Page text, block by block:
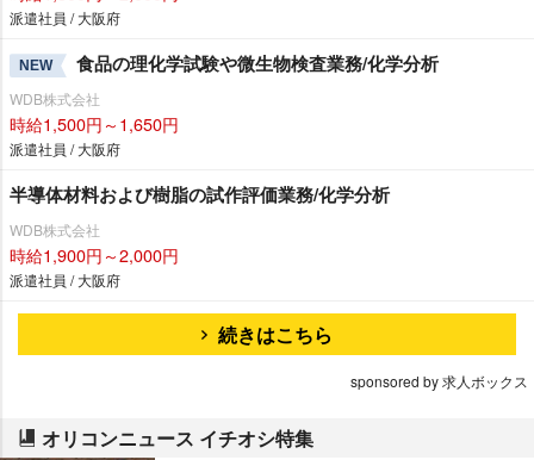
派遣社員 / 大阪府
NEW 食品の理化学試験や微生物検査業務/化学分析
WDB株式会社
時給1,500円～1,650円
派遣社員 / 大阪府
半導体材料および樹脂の試作評価業務/化学分析
WDB株式会社
時給1,900円～2,000円
派遣社員 / 大阪府
続きはこちら
sponsored by 求人ボックス
オリコンニュース イチオシ特集